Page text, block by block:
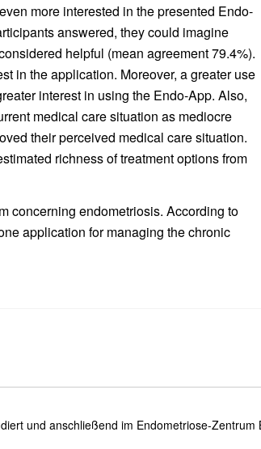
more interested in the presented Endo-
answered, they could imagine
helpful (mean agreement 79.4%).
in the application. Moreover, a greater use
interest in using the Endo-App. Also,
medical care situation as mediocre
their perceived medical care situation.
richness of treatment options from
concerning endometriosis. According to
application for managing the chronic
und anschließend im Endometriose-